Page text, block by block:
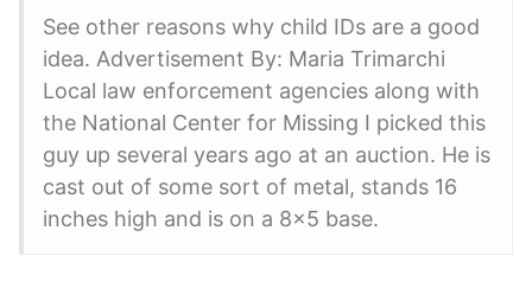
See other reasons why child IDs are a good
idea. Advertisement By: Maria Trimarchi
Local law enforcement agencies along with
the National Center for Missing I picked this
guy up several years ago at an auction. He is
cast out of some sort of metal, stands 16
inches high and is on a 8x5 base.